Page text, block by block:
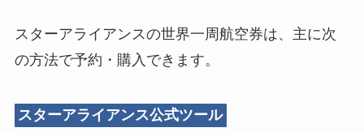
スターアライアンスの世界一周航空券は、主に次
の方法で予約・購入できます。
スターアライアンス公式ツール